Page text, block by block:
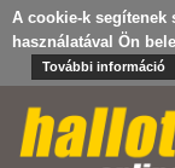
A cookie-k segítenek
használatával Ön
További információ